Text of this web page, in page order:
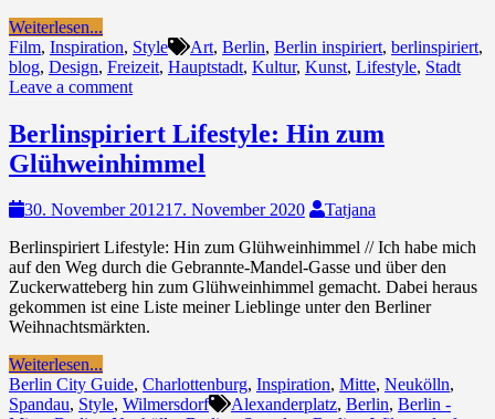
Weiterlesen...
Film, Inspiration, Style Art, Berlin, Berlin inspiriert, berlinspiriert,
blog, Design, Freizeit, Hauptstadt, Kultur, Kunst, Lifestyle, Stadt
Leave a comment
Berlinspiriert Lifestyle: Hin zum
Glühweinhimmel
30. November 201217. November 2020
Tatjana
Berlinspiriert Lifestyle: Hin zum Glühweinhimmel // Ich habe mich
auf den Weg durch die Gebrannte-Mandel-Gasse und über den
Zuckerwatteberg hin zum Glühweinhimmel gemacht. Dabei heraus
gekommen ist eine Liste meiner Lieblinge unter den Berliner
Weihnachtsmärkten.
Weiterlesen...
Berlin City Guide, Charlottenburg, Inspiration, Mitte, Neukölln,
Spandau, Style, Wilmersdorf Alexanderplatz, Berlin, Berlin -